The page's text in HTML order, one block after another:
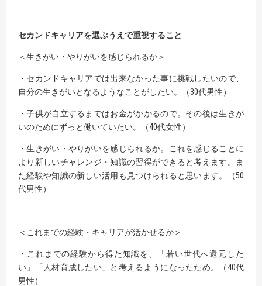
セカンドキャリアを選ぶうえで重視すること
＜生きがい・やりがいを感じられるか＞
・セカンドキャリアでは出来なかった事に挑戦したいので、
自分の生きがいとなるようなことがしたい。（30代男性）
・子供が自立するまではお金がかかるので。その後は生きが
いのためにずっと働いていたい。（40代女性）
・生きがい・やりがいを感じられるか。これを感じることに
より新しいチャレンジ・知識の習得ができると考えます。ま
た経験や知識の新しい活用も見つけられると思います。（50
代男性）
＜これまでの経験・キャリアが活かせるか＞
・これまでの経験から得た知識を、「若い世代へ還元した
い」「人材育成したい」と考えるようになったため。（40代
男性）